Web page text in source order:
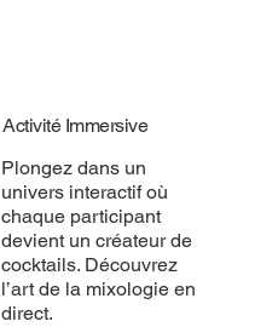
Activité Immersive
Plongez dans un
univers interactif où
chaque participant
devient un créateur de
cocktails. Découvrez
l’art de la mixologie en
direct.